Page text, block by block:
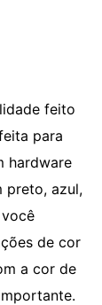
feito
para
hardware
preto, azul,
de cor
a cor de